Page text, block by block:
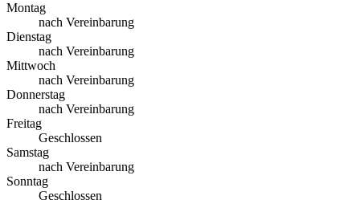
Montag
nach Vereinbarung
Dienstag
nach Vereinbarung
Mittwoch
nach Vereinbarung
Donnerstag
nach Vereinbarung
Freitag
Geschlossen
Samstag
nach Vereinbarung
Sonntag
Geschlossen